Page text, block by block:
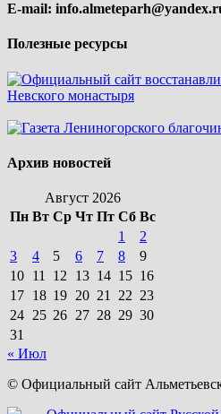
E-mail:
Полезные ресурсы
Архив новостей
Август 2026
Пн Вт Ср Чт Пт Сб Вс
1
2
3
4 5 6 7 8
9
10 11 12 13 14 15 16
17 18 19 20 21 22 23
24 25 26 27 28 29 30
31
« Июл
© Официальный сайт